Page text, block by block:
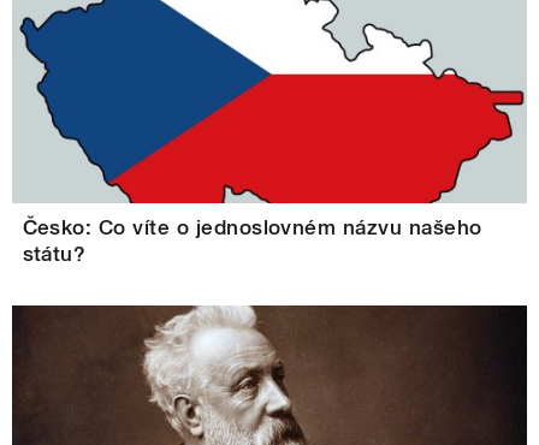
Česko: Co víte o jednoslovném názvu našeho
státu?